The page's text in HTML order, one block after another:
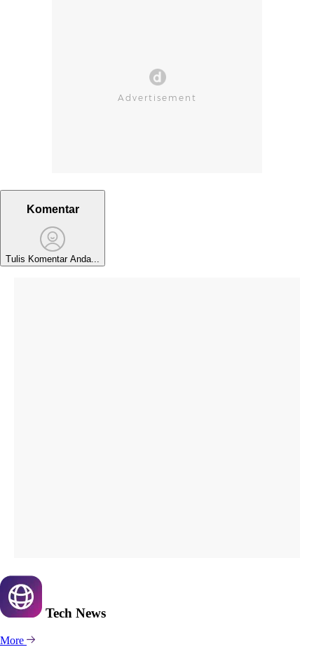
Komentar
Tulis Komentar Anda...
Tech News
More